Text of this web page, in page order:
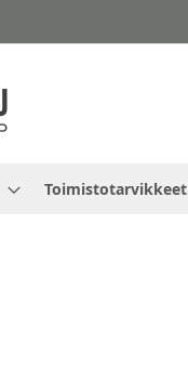
Toimistotarvikkeet